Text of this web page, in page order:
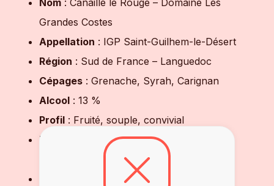
Nom : Canaille le Rouge – Domaine Les
Grandes Costes
Appellation : IGP Saint-Guilhem-le-Désert
Région : Sud de France – Languedoc
Cépages : Grenache, Syrah, Carignan
Alcool : 13 %
Profil : Fruité, souple, convivial
Nez
: Framboise, cerise, violette, notes
: Fluide, légère, fruitée, finale